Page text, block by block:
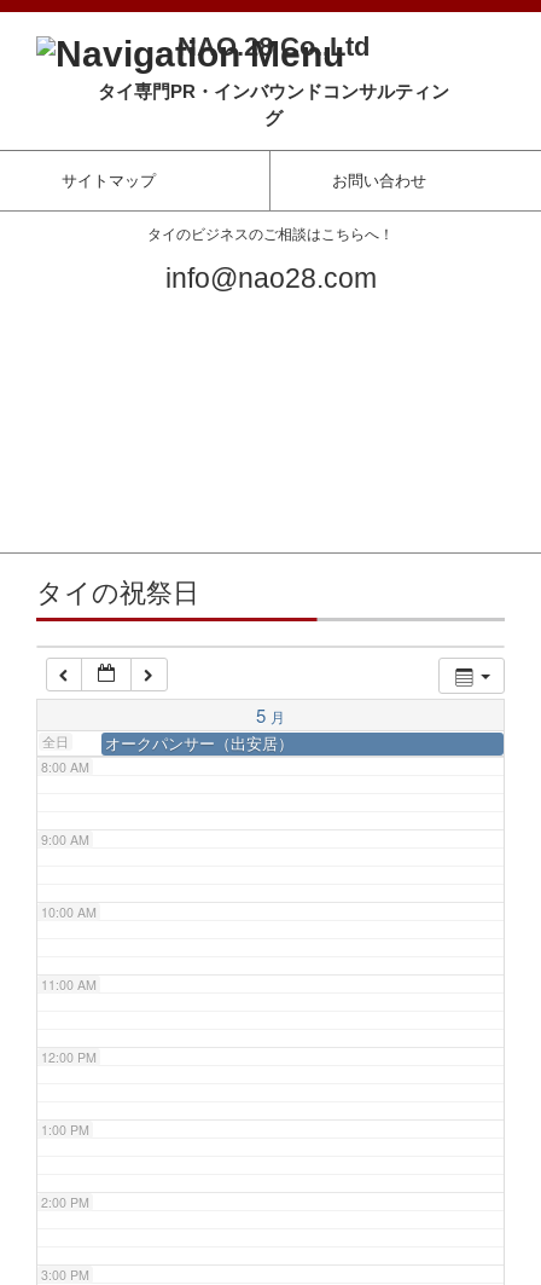
NAO.28 Co.,Ltd
タイ専門PR・インバウンドコンサルティン
グ
サイトマップ お問い合わせ
タイのビジネスのご相談はこちらへ！
info@nao28.com
タイの祝祭日
5 月
全日 オークパンサー（出安居）
12:00 AM
5:00 AM
6:00 AM
7:00 AM
8:00 AM
9:00 AM
10:00 AM
11:00 AM
12:00 PM
1:00 PM
2:00 PM
3:00 PM